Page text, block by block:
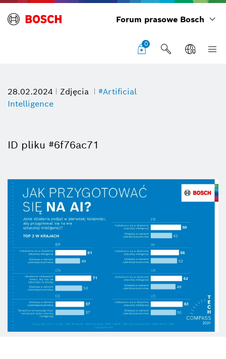
Forum prasowe Bosch
0
28.02.2024 Zdjęcia
#Artificial
Intelligence
ID pliku #6f76ac71